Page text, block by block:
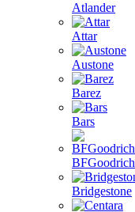
Atlander
Attar
Austone
Barez
Bars
BFGoodrich
Bridgestone